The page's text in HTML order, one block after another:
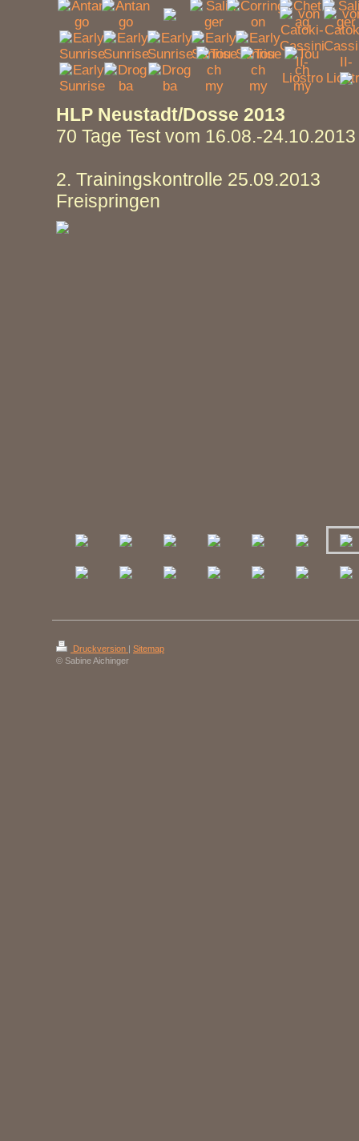
HLP Neustadt/Dosse 2013
70 Tage Test vom 16.08.-24.10.2013
2. Trainingskontrolle 25.09.2013
Freispringen
Druckversion | Sitemap
© Sabine Aichinger